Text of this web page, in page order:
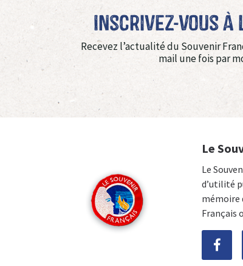
Inscrivez-vous à
Recevez l’actualité du Souvenir
mail une fois par
Le
Le
d’utilité
mémoire
Français